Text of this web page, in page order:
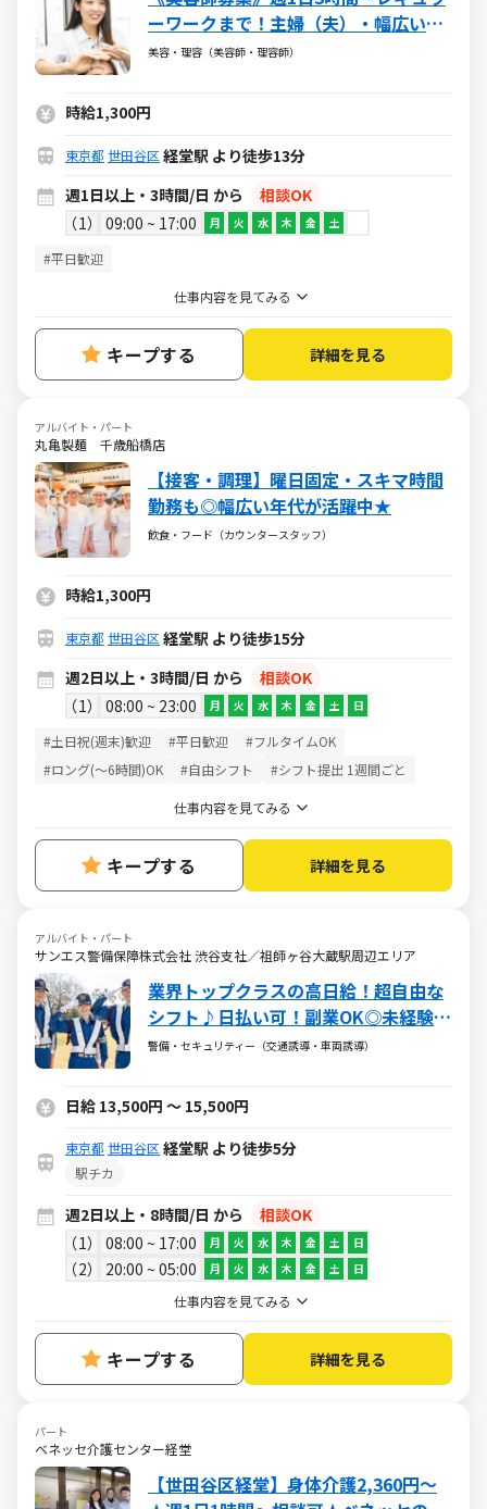
ーワークまで！主婦（夫）・幅広い年
代が活躍しています
美容・理容（美容師・理容師）
時給1,300円
東京都 世田谷区 経堂駅 より徒歩13分
週1日以上・3時間/日 から
相談OK
1
09:00 ~ 17:00 月 火 水 木 金 土
#平日歓迎
仕事内容を見てみる
キープする 詳細を見る
アルバイト・パート
丸亀製麺 千歳船橋店
【接客・調理】曜日固定・スキマ時間
勤務も◎幅広い年代が活躍中★
飲食・フード（カウンタースタッフ）
時給1,300円
東京都 世田谷区 経堂駅 より徒歩15分
週2日以上・3時間/日 から
相談OK
1
08:00 ~ 23:00 月 火 水 木 金 土 日
#土日祝(週末)歓迎 #平日歓迎
#フルタイムOK
#ロング(～6時間)OK
#自由シフト #シフト提出 1週間ごと
仕事内容を見てみる
キープする 詳細を見る
アルバイト・パート
サンエス警備保障株式会社 渋谷支社／祖師ヶ谷大蔵駅周辺エリア
業界トップクラスの高日給！超自由な
シフト♪日払い可！副業OK◎未経験大
歓迎
警備・セキュリティー（交通誘導・車両誘導）
日給 13,500円 ～ 15,500円
東京都 世田谷区 経堂駅 より徒歩5分
駅チカ
週2日以上・8時間/日 から
相談OK
1
08:00 ~ 17:00 月 火 水 木 金 土 日
2 20:00 ~ 05:00 月 火 水 木 金 土 日
仕事内容を見てみる
キープする 詳細を見る
パート
ベネッセ介護センター経堂
【世田谷区経堂】身体介護2,360円～